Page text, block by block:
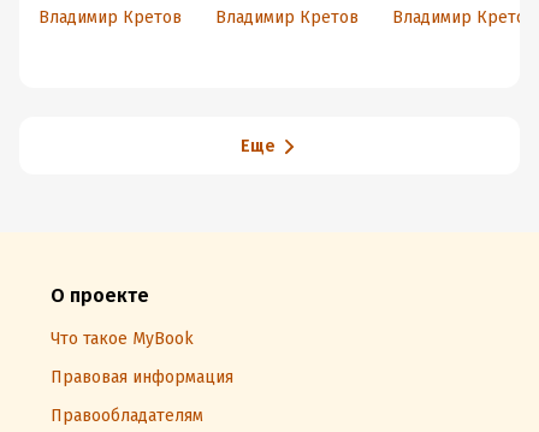
Владимир Кретов
Владимир Кретов
Владимир Кретов
Еще
О проекте
Что такое MyBook
Правовая информация
Правообладателям